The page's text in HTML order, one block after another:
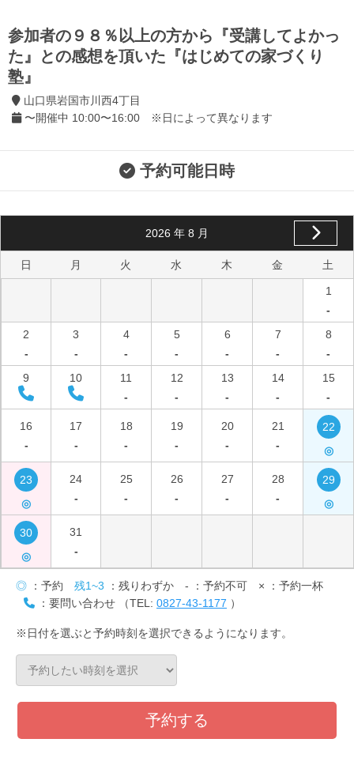
参加者の９８％以上の方から『受講してよかっ
た』との感想を頂いた『はじめての家づくり
塾』
山口県岩国市川西4丁目
〜開催中 10:00〜16:00 ※日によって異なります
予約可能日時
2026 年 8 月
日 月 火 水 木 金 土
1
-
2
-
3
-
4
-
5
-
6
-
7
-
8
-
9
10
11
-
12
-
13
-
14
-
15
-
16
-
17
-
18
-
19
-
20
-
21
-
22
◎
23
◎
24
-
25
-
26
-
27
-
28
-
29
◎
30
◎
31
-
◎ ：予約 残1~3 ：残りわずか - ：予約不可 × ：予約一杯
：要問い合わせ （TEL: 0827-43-1177 ）
※日付を選ぶと予約時刻を選択できるようになります。
予約する